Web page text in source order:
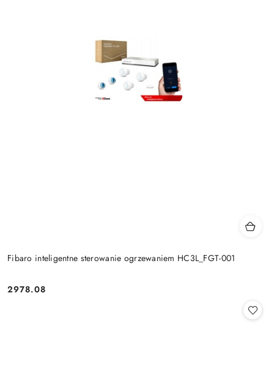
Fibaro inteligentne sterowanie ogrzewaniem HC3L_FGT-001
Cena:
2978.08